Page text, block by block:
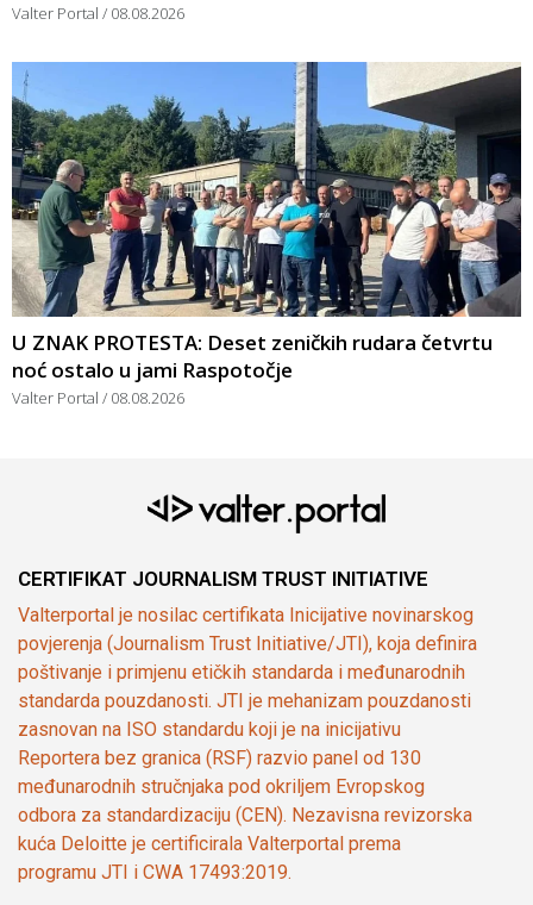
Valter Portal 08.08.2026
U ZNAK PROTESTA: Deset zeničkih rudara četvrtu
noć ostalo u jami Raspotočje
Valter Portal 08.08.2026
CERTIFIKAT JOURNALISM TRUST INITIATIVE
Valterportal je nosilac certifikata Inicijative novinarskog
povjerenja (Journalism Trust Initiative/JTI), koja definira
poštivanje i primjenu etičkih standarda i međunarodnih
standarda pouzdanosti. JTI je mehanizam pouzdanosti
zasnovan na ISO standardu koji je na inicijativu
Reportera bez granica (RSF) razvio panel od 130
međunarodnih stručnjaka pod okriljem Evropskog
odbora za standardizaciju (CEN). Nezavisna revizorska
kuća Deloitte je certificirala Valterportal prema
programu JTI i CWA 17493:2019.